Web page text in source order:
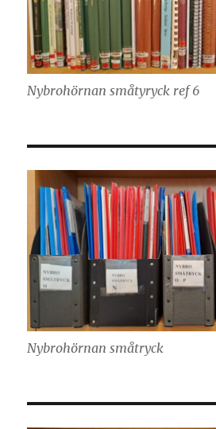
Nybrohörnan småtyryck ref 6
Nybrohörnan småtryck